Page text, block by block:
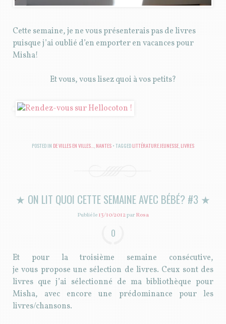
Cette semaine, je ne vous présenterais pas de livres
puisque j’ai oublié d’en emporter en vacances pour
Misha!
Et vous, vous lisez quoi à vos petits?
POSTED IN DE VILLES EN VILLES..., NANTES TAGGED LITTÉRATURE JEUNESSE, LIVRES
★ ON LIT QUOI CETTE SEMAINE AVEC BÉBÉ? #3 ★
Publié le13/10/2012parRosa
0
Et pour la troisième semaine consécutive,
je vous propose une sélection de livres. Ceux sont des
livres que j’ai sélectionné de ma bibliothèque pour
Misha, avec encore une prédominance pour les
livres/chansons.